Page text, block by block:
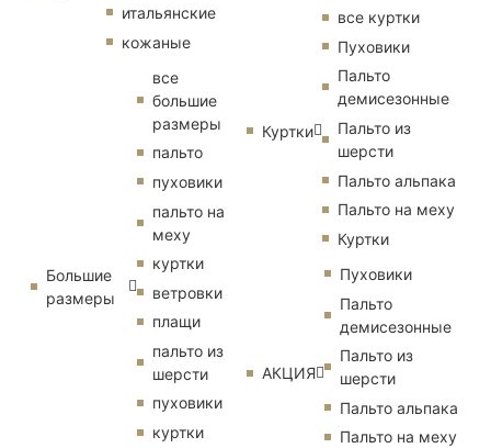
итальянские
кожаные
Большие
размеры
все
большие
размеры
пальто
пуховики
пальто на
меху
куртки
ветровки
плащи
пальто из
шерсти
пуховики
куртки
Куртки
все куртки
Пуховики
Пальто
демисезонные
Пальто из
шерсти
Пальто альпака
Пальто на меху
Куртки
АКЦИЯ
Пуховики
Пальто
демисезонные
Пальто из
шерсти
Пальто альпака
Пальто на меху